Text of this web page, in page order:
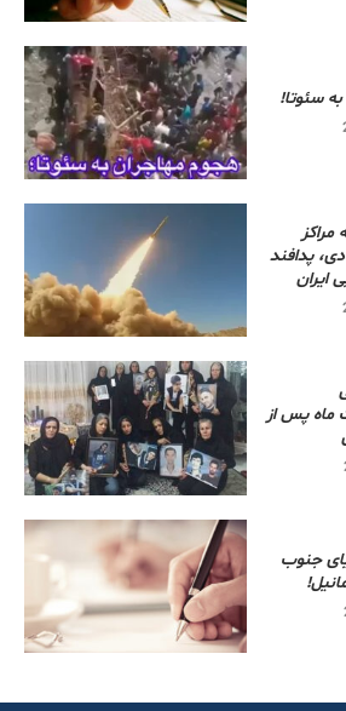
سئوتا!
مراکز
پدافند
ایران
ماه پس از
جنوب